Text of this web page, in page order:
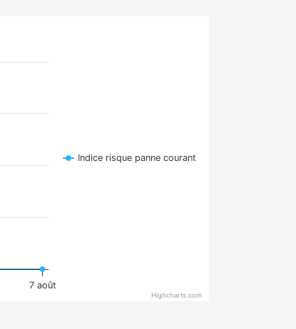
Indice risque panne courant
7 août
Highcharts.com